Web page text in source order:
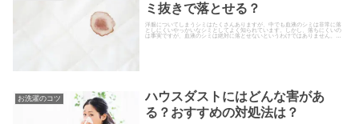
ミ抜きで落とせる？
洋服についてしまうシミはたくさんありますが、中でも血液のシミは非常に落
としにくいやっかいなシミとしてよく知られています。しかし、落ちにくいの
は事実ですが、血液のシミは絶対に落とせないというわけではありません。そ
お洗濯のコツ
ハウスダストにはどんな害があ
る？おすすめの対処法は？